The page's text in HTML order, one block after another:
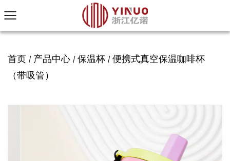
首页 / 产品中心 / 保温杯 / 便携式真空保温咖啡杯
（带吸管）